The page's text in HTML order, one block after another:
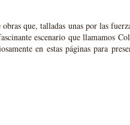
que, talladas unas por las
escenario que llamamos
en estas páginas para